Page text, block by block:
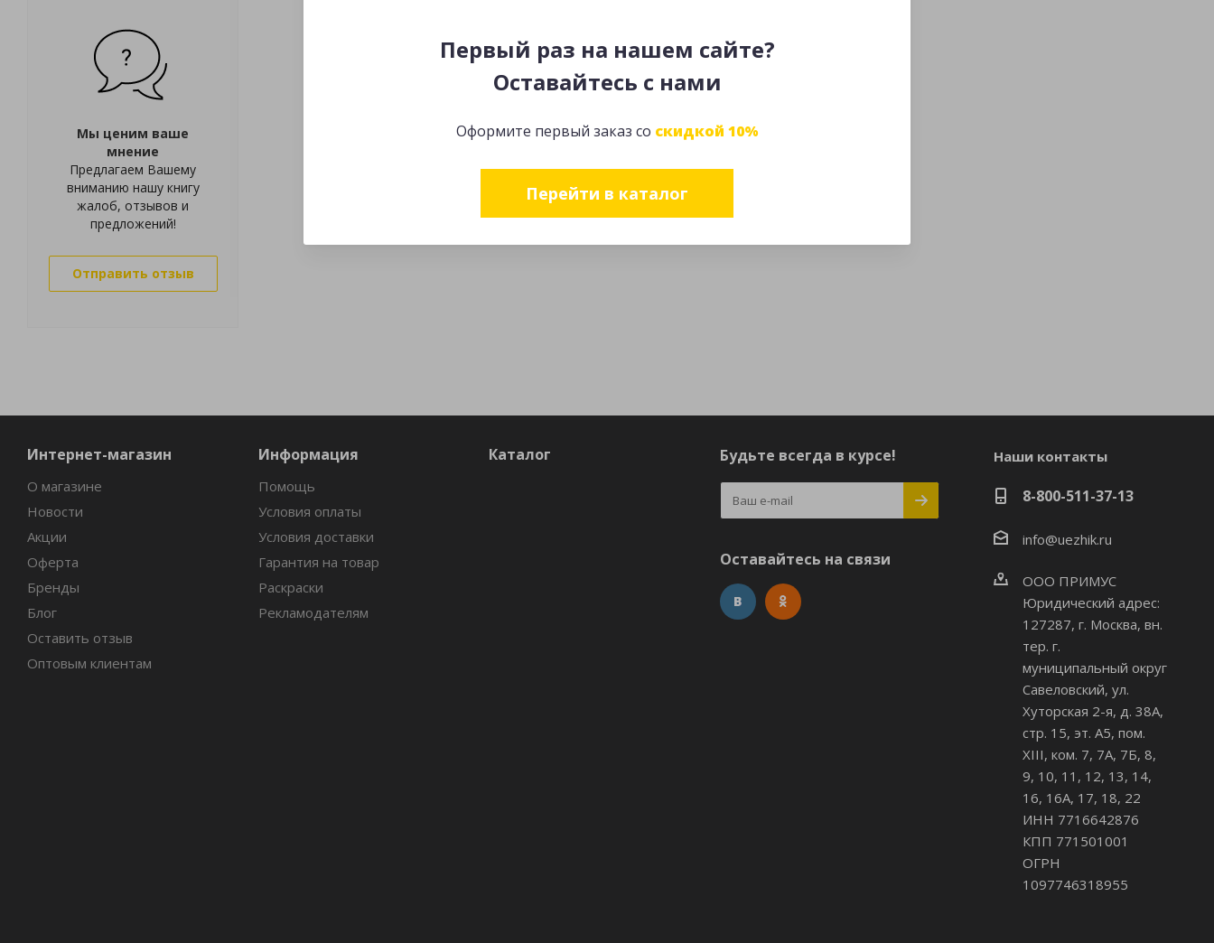
Первый раз на нашем сайте?
Оставайтесь с нами
Оформите первый заказ со скидкой 10%
Перейти в каталог
Мы ценим ваше
мнение
Предлагаем Вашему
вниманию нашу книгу
жалоб, отзывов и
предложений!
Отправить отзыв
Интернет-магазин
О магазине
Новости
Акции
Оферта
Бренды
Блог
Оставить отзыв
Оптовым клиентам
Информация
Помощь
Условия оплаты
Условия доставки
Гарантия на товар
Раскраски
Рекламодателям
Каталог Будьте всегда в курсе!
Оставайтесь на связи
Наши контакты
8-800-511-37-13
info@uezhik.ru
ООО ПРИМУС
Юридический адрес:
127287, г. Москва, вн.
тер. г.
муниципальный округ
Савеловский, ул.
Хуторская 2-я, д. 38А,
стр. 15, эт. А5, пом.
XIII, ком. 7, 7А, 7Б, 8,
9, 10, 11, 12, 13, 14,
16, 16А, 17, 18, 22
ИНН 7716642876
КПП 771501001
ОГРН
1097746318955